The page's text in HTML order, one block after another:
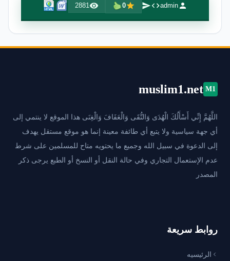
admin
0
2881
M1
muslim1.net
اللَّهُمَّ إِنِّي أَسْأَلُكَ الْهُدَى وَالتُّقَى وَالْعَفَافَ وَالْغِنَى هذا الموقع لا ينتمي إلى
أي جهة سياسية ولا يتبع أي طائفة معينة إنما هو موقع مستقل يهدف
إلى الدعوة في سبيل الله وجميع ما يحتويه متاح للمسلمين على شرط
عدم الإستعمال التجاري وفي حالة النقل أو النسخ أو الطبع يرجى ذكر
المصدر
روابط سريعة
الرئيسيه